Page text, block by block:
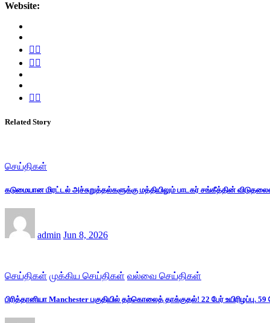
Website:
Related Story
செய்திகள்
கடுமையான மிரட்டல் அச்சுறுத்தல்களுக்கு மத்தியிலும் பாடகர் சங்கீத்தின்
admin Jun 8, 2026
செய்திகள் முக்கிய செய்திகள் வல்வை செய்திகள்
பிரித்தானியா Manchester பகுதியில் தற்கொலைத் தாக்குதல்! 22 பேர் உயிரிழப்பு.